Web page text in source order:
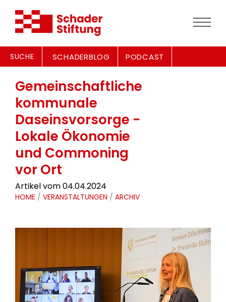
SUCHE SCHADERBLOG PODCAST
Gemeinschaftliche
kommunale
Daseinsvorsorge -
Lokale Ökonomie
und Commoning
vor Ort
Artikel vom 04.04.2024
HOME / VERANSTALTUNGEN / ARCHIV